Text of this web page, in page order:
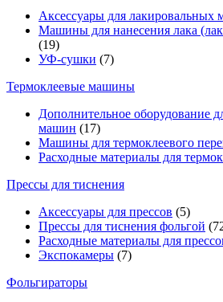
Аксессуары для лакировальных
Машины для нанесения лака
(19)
УФ-сушки (7)
Термоклеевые машины
Дополнительное оборудование
машин (17)
Машины для термоклеевого
Расходные материалы для
Прессы для тиснения
Аксессуары для прессов (5)
Прессы для тиснения фольгой
Расходные материалы для
Экспокамеры (7)
Фольгираторы